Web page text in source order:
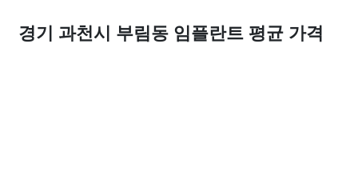
경기 과천시 부림동 임플란트 평균 가격